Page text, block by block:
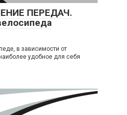
ПЕРЕДАЧ.
в зависимости от
удобное для себя